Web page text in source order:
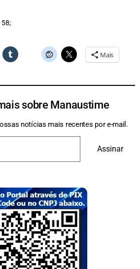
Mais
sobre Manaustime
notícias mais recentes por e-mail.
Assinar